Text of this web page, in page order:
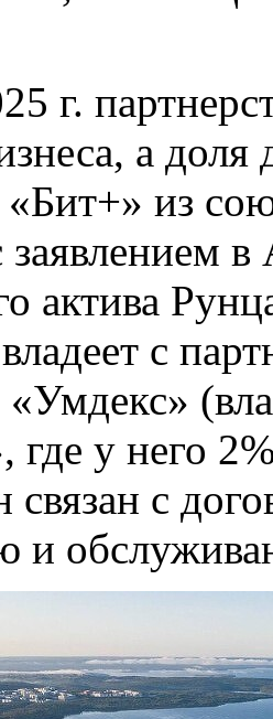
г.
а доля
из
заявлением
актива
с
«Умдекс»
где у него
с
и